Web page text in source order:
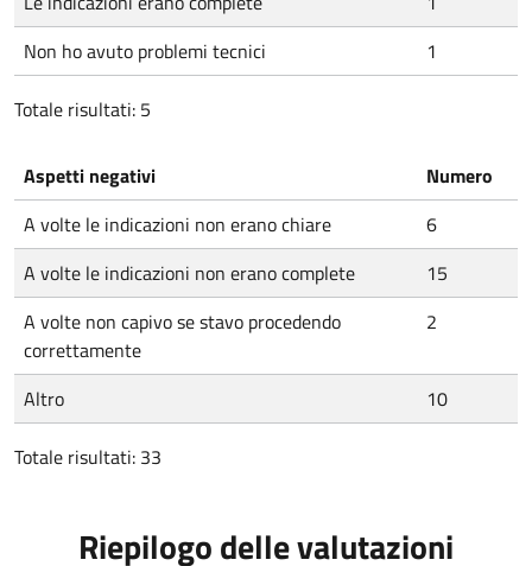
Non ho avuto problemi tecnici
1
Totale risultati: 5
Aspetti negativi
Numero
A volte le indicazioni non erano chiare
6
A volte le indicazioni non erano complete
15
A volte non capivo se stavo procedendo
correttamente
2
Altro 10
Totale risultati: 33
Riepilogo delle valutazioni